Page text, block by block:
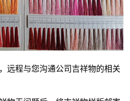
远程与您沟通公司吉祥物的相关